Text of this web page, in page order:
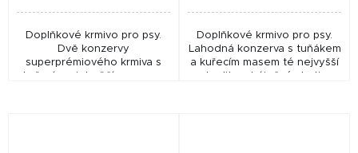
Doplňkové krmivo pro psy.
Dvě konzervy
superprémiového krmiva s
Doplňkové krmivo pro psy.
Lahodná konzerva s tuňákem
a kuřecím masem té nejvyšší